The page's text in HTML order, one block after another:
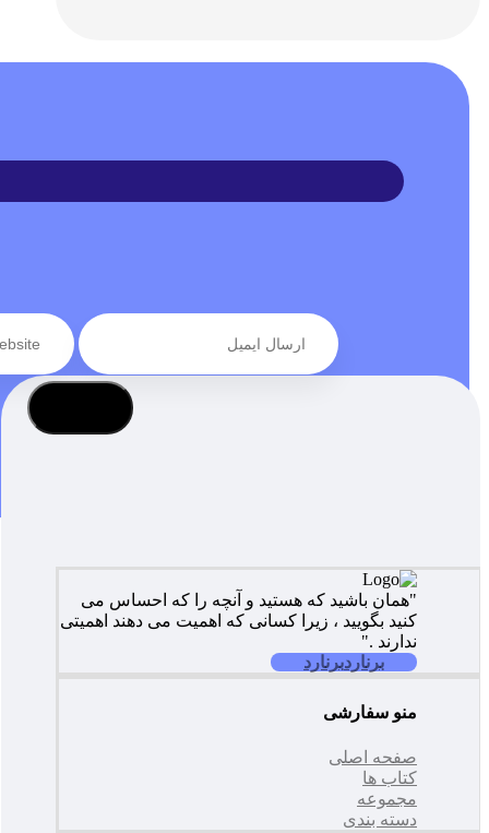
"همان باشید که هستید و آنچه را که احساس می
کنید بگویید ، زیرا کسانی که اهمیت می دهند اهمیتی
ندارند ."
برناردبرنارد
منو سفارشی
صفحه اصلی
کتاب ها
مجموعه
دسته بندی